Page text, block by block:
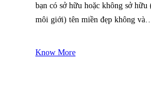
bạn có sở hữu hoặc không sở hữu
môi giới) tên miền đẹp không
Know More